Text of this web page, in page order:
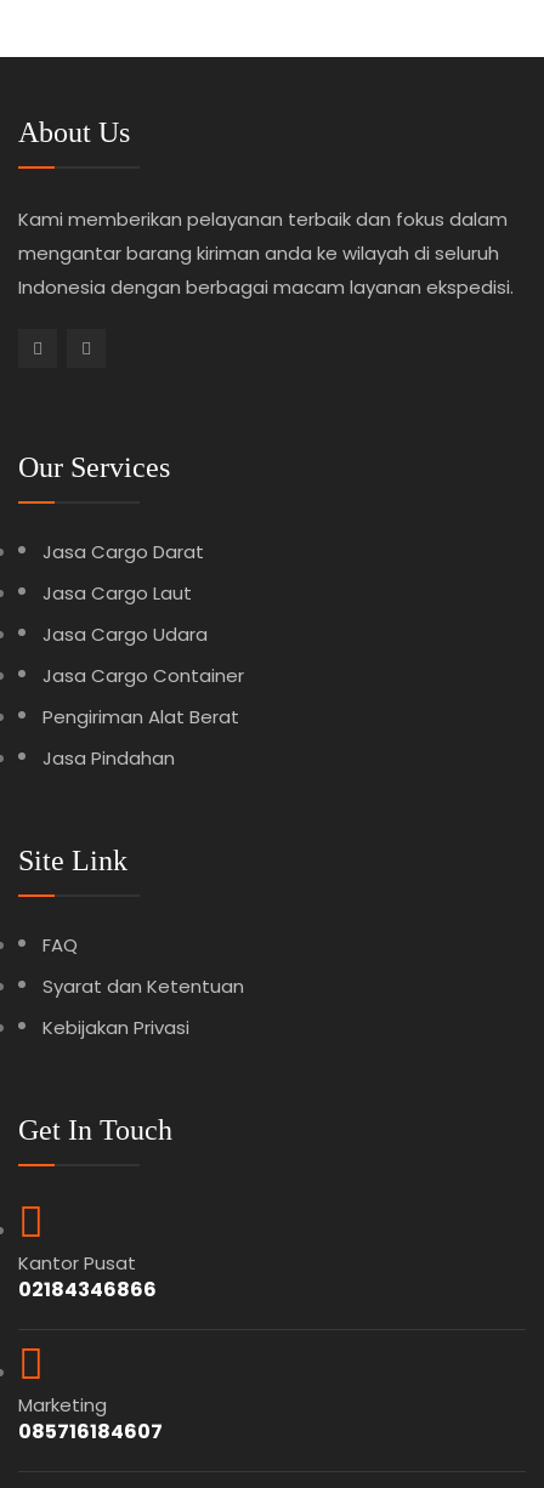
About Us
Kami memberikan pelayanan terbaik dan fokus dalam
mengantar barang kiriman anda ke wilayah di seluruh
Indonesia dengan berbagai macam layanan ekspedisi.
Our Services
Jasa Cargo Darat
Jasa Cargo Laut
Jasa Cargo Udara
Jasa Cargo Container
Pengiriman Alat Berat
Jasa Pindahan
Site Link
FAQ
Syarat dan Ketentuan
Kebijakan Privasi
Get In Touch
Kantor Pusat
02184346866
Marketing
085716184607